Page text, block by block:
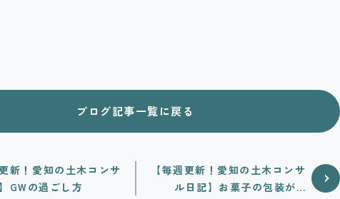
ブログ記事一覧に戻る
更新！愛知の土木コンサ
GWの過ごし方
【毎週更新！愛知の土木コンサ
ル日記】お菓子の包装が...